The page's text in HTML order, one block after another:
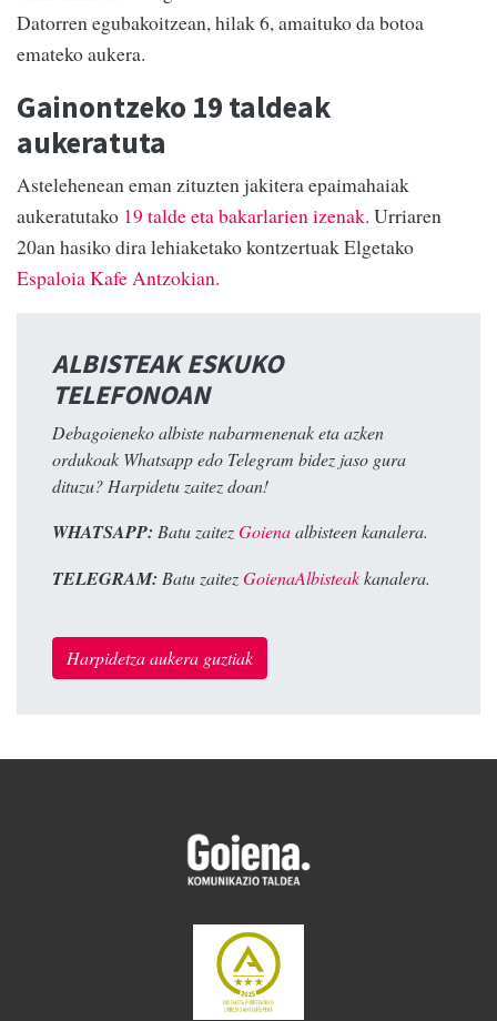
Datorren egubakoitzean, hilak 6, amaituko da botoa
emateko aukera.
Gainontzeko 19 taldeak
aukeratuta
Astelehenean eman zituzten jakitera epaimahaiak
aukeratutako 19 talde eta bakarlarien izenak. Urriaren
20an hasiko dira lehiaketako kontzertuak Elgetako
Espaloia Kafe Antzokian.
ALBISTEAK ESKUKO
TELEFONOAN
Debagoieneko albiste nabarmenenak eta azken
ordukoak Whatsapp edo Telegram bidez jaso gura
dituzu? Harpidetu zaitez doan!
WHATSAPP: Batu zaitezGoienaalbisteen kanalera.
TELEGRAM: Batu zaitezGoienaAlbisteakkanalera.
Harpidetza aukera guztiak